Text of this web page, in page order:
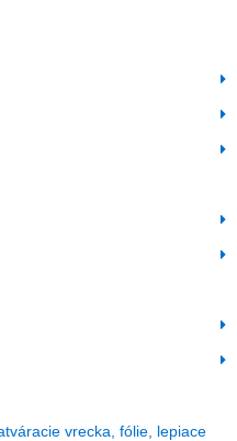
vrecka, fólie, lepiace